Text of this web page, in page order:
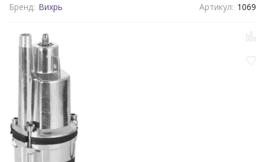
Бренд: Вихрь Артикул: 1069